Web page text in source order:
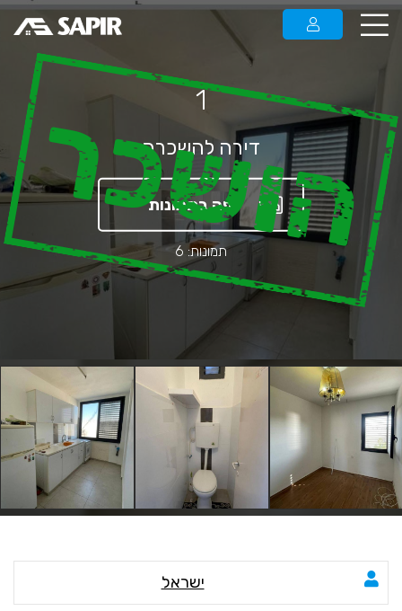
הושכר
1
דירה להשכרה
צפה בתמונות
תמונות: 6
ישראל